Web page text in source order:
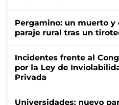
Pergamino: un muerto y
paraje rural tras un
Incidentes frente al
por la Ley de
Privada
Universidades: nuevo